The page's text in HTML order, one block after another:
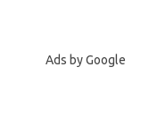
Ads by Google